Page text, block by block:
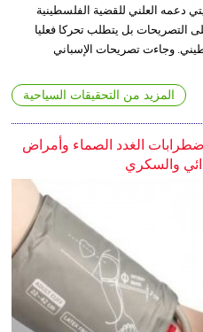
دعمه العلني للقضية الفلسطينية
التصريحات بل يتطلب تحركا فعليا
وجاءت تصريحات الإسباني
المزيد من التحقيقات السياحية
الغدد الصماء وأمراض
والسكري